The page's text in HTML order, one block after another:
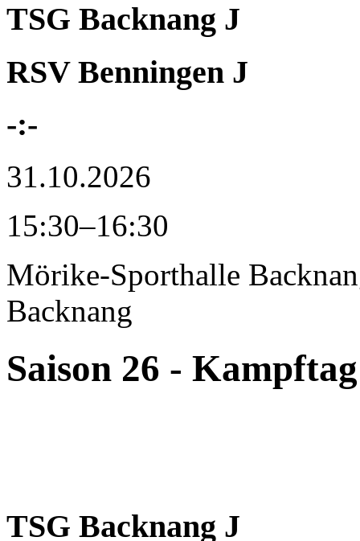
TSG Backnang J
RSV Benningen J
-:-
31.10.2026
15:30–16:30
Mörike-Sporthalle
Backnang
Saison 26 -
TSG Backnang J